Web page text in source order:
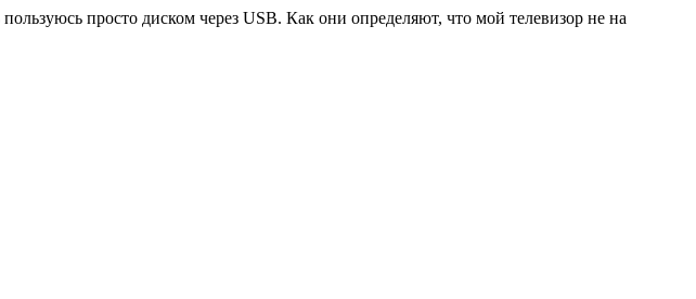
просто диском через USB. Как они определяют, что мой телевизор не на